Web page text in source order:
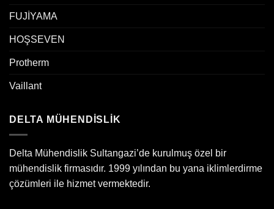
FUJİYAMA
HOŞSEVEN
Protherm
Vaillant
DELTA MÜHENDİSLİK
Delta Mühendislik Sultangazi’de kurulmuş özel bir
mühendislik firmasıdır. 1999 yılından bu yana iklimlerdirme
çözümleri ile hizmet vermektedir.